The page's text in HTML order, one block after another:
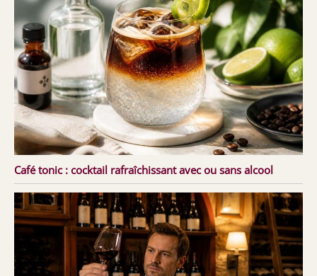
Café tonic : cocktail rafraîchissant avec ou sans alcool